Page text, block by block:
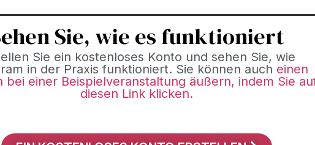
Sie, wie es funktioniert
Sie ein kostenloses Konto und sehen Sie, wie
in der Praxis funktioniert. Sie können auch einen
bei einer Beispielveranstaltung äußern, indem Sie
diesen Link klicken.